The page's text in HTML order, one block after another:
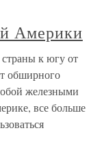
Америки
к югу от
обширного
железными
все больше